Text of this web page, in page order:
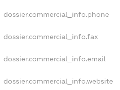
dossier.commercial_info.phone
dossier.commercial_info.fax
dossier.commercial_info.email
dossier.commercial_info.website